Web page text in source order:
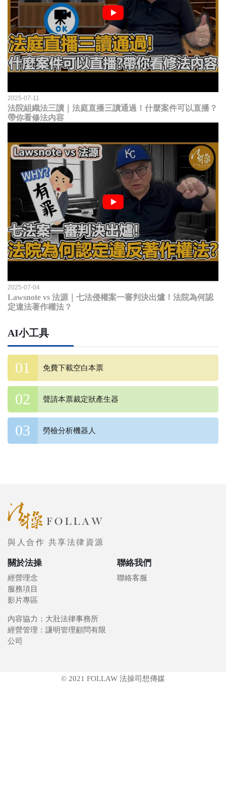
2025-07-11
法院組織法三讀｜法庭直播三讀通過！什麼案件可以直播？
帶你看修法內容
2025-07-04
Lawsnote vs 法源｜七法侵權案一審判決出爐！法院為何認
定違法著作權法？
AI小工具
免費下載空白本票
聲請本票裁定狀產生器
勞檢分析機器人
與人合作 共享法律資源
關於法操
經營理念
服務項目
影片專區
聯絡我們
聯絡客服
內容協力：大壯法律事務所
經營管理：謙明管理顧問有限
公司
© 2021 FOLLAW 法操司想傳媒